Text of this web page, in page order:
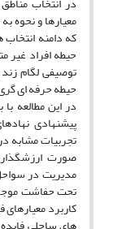
معیارها و نحوه
که دامنه
حیطه افراد
توصیفی لگام
حیطه حرفه ای
در این مطالعه
پیشنهادی
صورت
مدیریت در
تحت حفاشت
کاربرد